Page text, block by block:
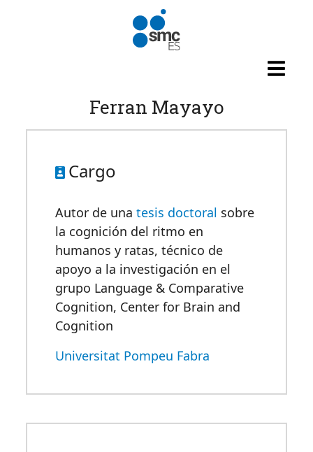
Pasar al contenido principal
Ferran Mayayo
Cargo
Autor de una tesis doctoral sobre
la cognición del ritmo en
humanos y ratas, técnico de
apoyo a la investigación en el
grupo Language & Comparative
Cognition, Center for Brain and
Cognition
Universitat Pompeu Fabra